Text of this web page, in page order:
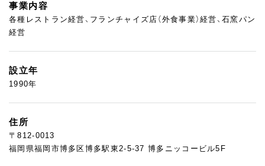
事業内容
各種レストラン経営、フランチャイズ店（外食事業）経営、石窯パン
経営
設立年
1990年
住所
〒812-0013
福岡県福岡市博多区博多駅東2-5-37 博多ニッコービル5F